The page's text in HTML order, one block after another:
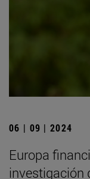
06 | 09 | 2024
Europa
investigación